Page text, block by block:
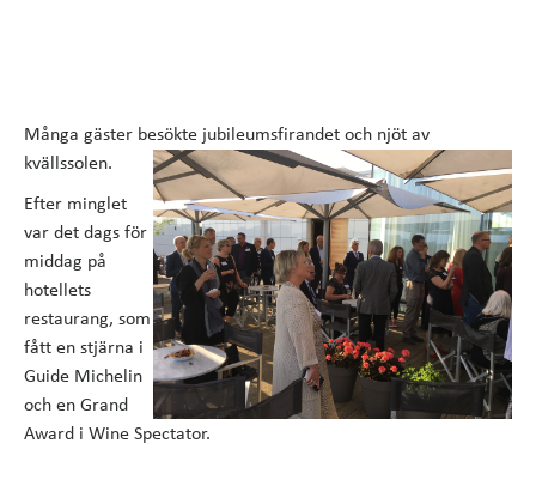
Många gäster besökte jubileumsfirandet och njöt av
kvällssolen.
Efter minglet
var det dags för
middag på
hotellets
restaurang, som
fått en stjärna i
Guide Michelin
och en Grand
Award i Wine Spectator.